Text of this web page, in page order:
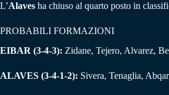
L’Alaves ha chiuso al quarto posto in
PROBABILI FORMAZIONI
EIBAR (3-4-3): Zidane, Tejero, Alvarez,
ALAVES (3-4-1-2): Sivera, Tenaglia,